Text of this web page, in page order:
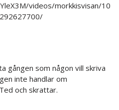
videos/morkkisvisan/10
gången som någon vill skriva
inte handlar om
och skrattar.